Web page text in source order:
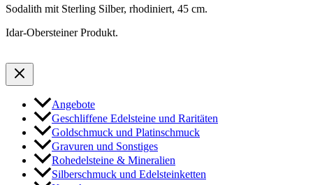
Sodalith mit Sterling Silber, rhodiniert, 45 cm.
Idar-Obersteiner Produkt.
Angebote
Geschliffene Edelsteine und Raritäten
Goldschmuck und Platinschmuck
Gravuren und Sonstiges
Rohedelsteine & Mineralien
Silberschmuck und Edelsteinketten